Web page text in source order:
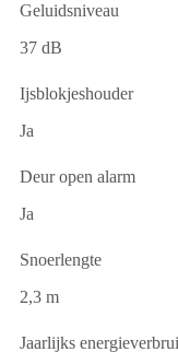
Geluidsniveau
37 dB
Ijsblokjeshouder
Ja
Deur open alarm
Ja
Snoerlengte
2,3 m
Jaarlijks